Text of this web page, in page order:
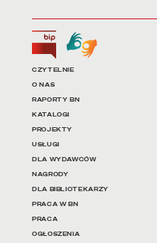
Biuletyn Informacji Publicznej
Tłumacz języka
Linki do
CZYTELNIE
O NAS
RAPORTY BN
KATALOGI
PROJEKTY
USŁUGI
DLA WYDAWCÓW
NAGRODY
DLA BIBLIOTEKARZY
PRACA W BN
PRACA
OGŁOSZENIA